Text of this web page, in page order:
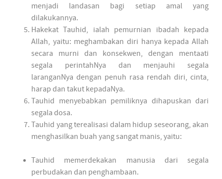
menjadi landasan bagi setiap amal yang
dilakukannya.
Hakekat Tauhid, ialah pemurnian ibadah kepada
Allah, yaitu: meghambakan diri hanya kepada Allah
secara murni dan konsekwen, dengan mentaati
segala perintahNya dan menjauhi segala
laranganNya dengan penuh rasa rendah diri, cinta,
harap dan takut kepadaNya.
Tauhid menyebabkan pemiliknya dihapuskan dari
segala dosa.
Tauhid yang terealisasi dalam hidup seseorang, akan
menghasilkan buah yang sangat manis, yaitu:
Tauhid memerdekakan manusia dari segala
perbudakan dan penghambaan.